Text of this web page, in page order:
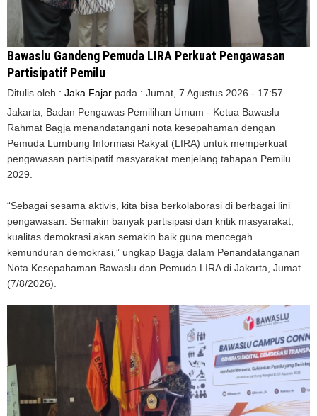
Bawaslu Gandeng Pemuda LIRA Perkuat Pengawasan
Partisipatif Pemilu
Ditulis oleh : Jaka Fajar pada : Jumat, 7 Agustus 2026 - 17:57
Jakarta, Badan Pengawas Pemilihan Umum - Ketua Bawaslu
Rahmat Bagja menandatangani nota kesepahaman dengan
Pemuda Lumbung Informasi Rakyat (LIRA) untuk memperkuat
pengawasan partisipatif masyarakat menjelang tahapan Pemilu
2029.
“Sebagai sesama aktivis, kita bisa berkolaborasi di berbagai lini
pengawasan. Semakin banyak partisipasi dan kritik masyarakat,
kualitas demokrasi akan semakin baik guna mencegah
kemunduran demokrasi,” ungkap Bagja dalam Penandatanganan
Nota Kesepahaman Bawaslu dan Pemuda LIRA di Jakarta, Jumat
(7/8/2026).